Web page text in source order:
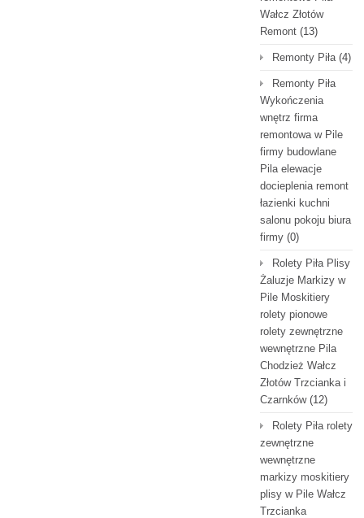
Wałcz Złotów
Remont (13)
Remonty Piła(4)
Remonty Piła
Wykończenia
wnętrz firma
remontowa w Pile
firmy budowlane
Pila elewacje
docieplenia remont
łazienki kuchni
salonu pokoju biura
firmy (0)
Rolety Piła Plisy
Żaluzje Markizy w
Pile Moskitiery
rolety pionowe
rolety zewnętrzne
wewnętrzne Pila
Chodzież Wałcz
Złotów Trzcianka i
Czarnków(12)
Rolety Piła rolety
zewnętrzne
wewnętrzne
markizy moskitiery
plisy w Pile Wałcz
Trzcianka